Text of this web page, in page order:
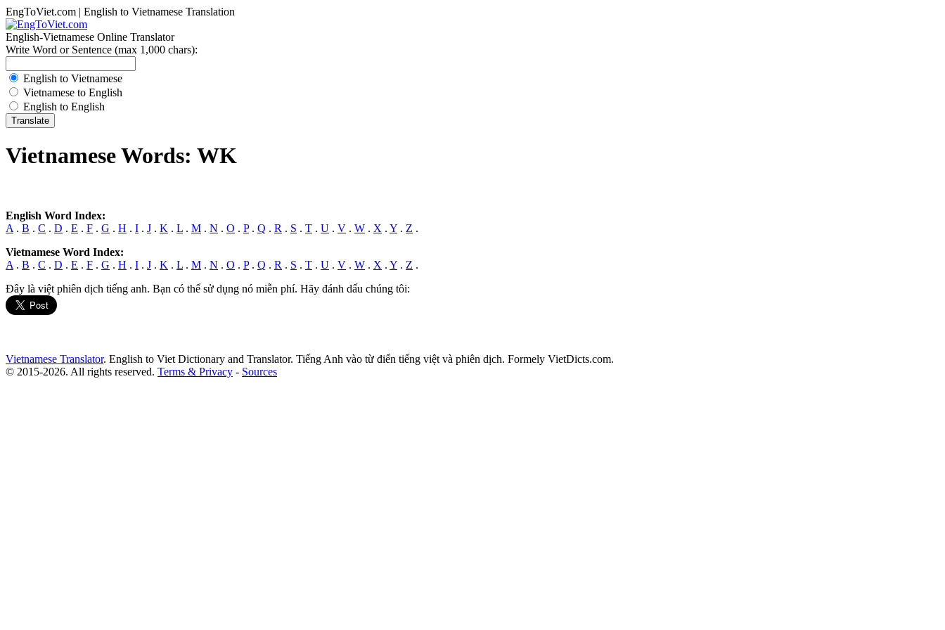
EngToViet.com | English to Vietnamese Translation
English-Vietnamese Online Translator
Write Word or Sentence (max 1,000 chars):
English to Vietnamese
Vietnamese to English
English to English
Vietnamese Words: WK
English Word Index:
A . B . C . D . E . F . G . H . I . J . K . L . M . N . O . P. Q . R . S . T . U . V . W . X . Y . Z .
Vietnamese Word Index:
A . B . C . D . E . F . G . H . I . J . K . L . M . N . O . P. Q . R . S . T . U . V . W . X . Y . Z .
Đây là việt phiên dịch tiếng anh. Bạn có thể sử dụng nó miễn phí. Hãy đánh dấu chúng tôi:
Vietnamese Translator. English to Viet Dictionary and Translator. Tiếng Anh vào từ điển tiếng việt và phiên dịch. Formely VietDicts.com.
© 2015-2026. All rights reserved. Terms & Privacy - Sources